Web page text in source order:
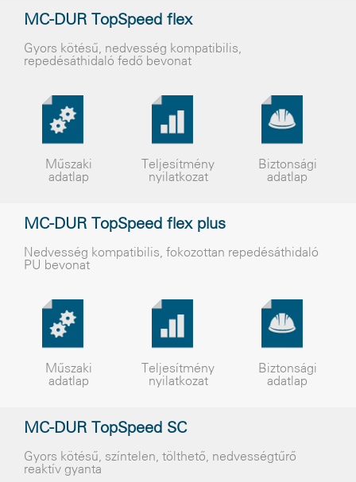
MC-DUR TopSpeed flex
Gyors kötésű, nedvesség kompatibilis,
repedésáthidaló fedő bevonat
Műszaki
adatlap
Teljesítmény
nyilatkozat
Biztonsági
adatlap
MC-DUR TopSpeed flex plus
Nedvesség kompatibilis, fokozottan repedésáthidaló
PU bevonat
Műszaki
adatlap
Teljesítmény
nyilatkozat
Biztonsági
adatlap
MC-DUR TopSpeed SC
Gyors kötésű, színtelen, tölthető, nedvességtűrő
reaktív gyanta